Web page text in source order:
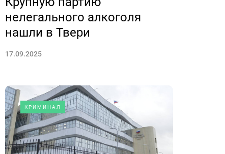
нелегального алкоголя
нашли в Твери
17.09.2025
КРИМИНАЛ